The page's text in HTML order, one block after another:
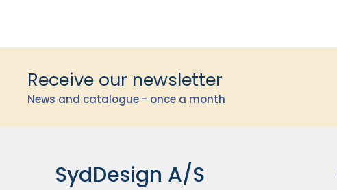
Receive our newsletter
News and catalogue - once a month
SydDesign A/S